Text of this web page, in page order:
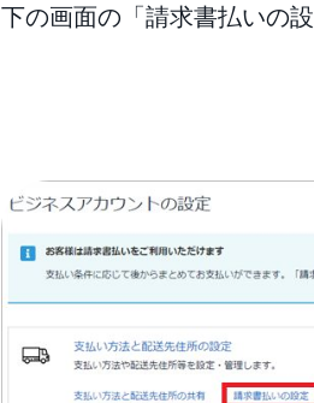
下の画面の「請求書払いの